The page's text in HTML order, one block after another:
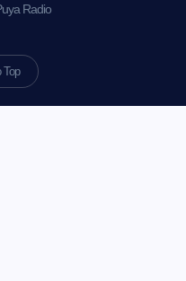
Radio
Top